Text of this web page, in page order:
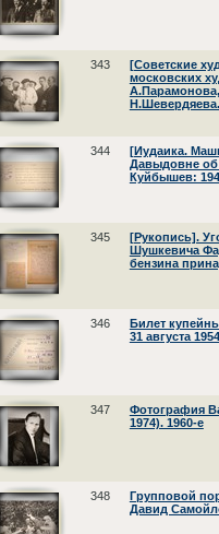
343
[Советские
московских
344
[Иудаика.
Давыдовне об
Куйбышев:
345
[Рукопись].
Шушкевича
бензина
346
Билет
31 августа
347
Фотография
1974). 1960-е
348
Групповой
Давид